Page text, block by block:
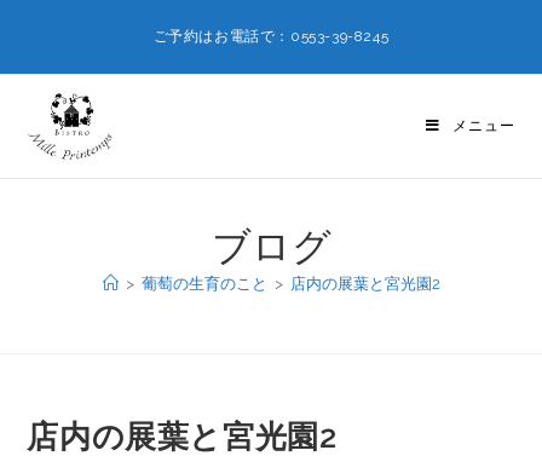
ご予約はお電話で：0553-39-8245
メニュー
ブログ
> 葡萄の生育のこと > 店内の展葉と宮光園2
店内の展葉と宮光園2